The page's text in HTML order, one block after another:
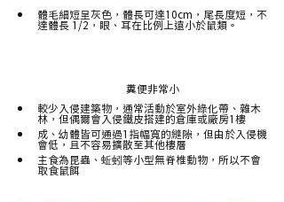
體毛細短呈灰色，體長可達10cm，尾長度短，不
達體長 1/2，眼、耳在比例上遠小於鼠類。
糞便非常小
較少入侵建築物，通常活動於室外綠化帶、雜木
林，但偶爾會入侵鐵皮搭建的倉庫或廠房1樓
成、幼體皆可通過1指幅寬的縫隙，但由於入侵機
會低，且不容易擴散至其他樓層
主食為昆蟲、蚯蚓等小型無脊椎動物，所以不會
取食鼠餌